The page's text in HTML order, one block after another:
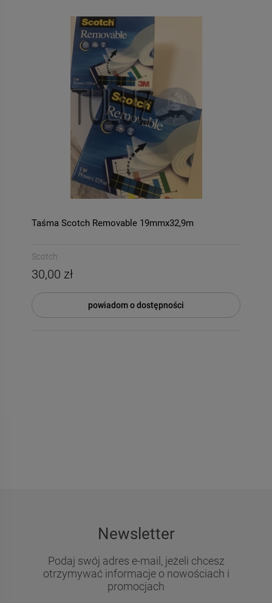
Taśma Scotch Removable 19mmx32,9m
Scotch
30,00 zł
powiadom o dostępności
Newsletter
Podaj swój adres e-mail, jeżeli chcesz
otrzymywać informacje o nowościach i
promocjach